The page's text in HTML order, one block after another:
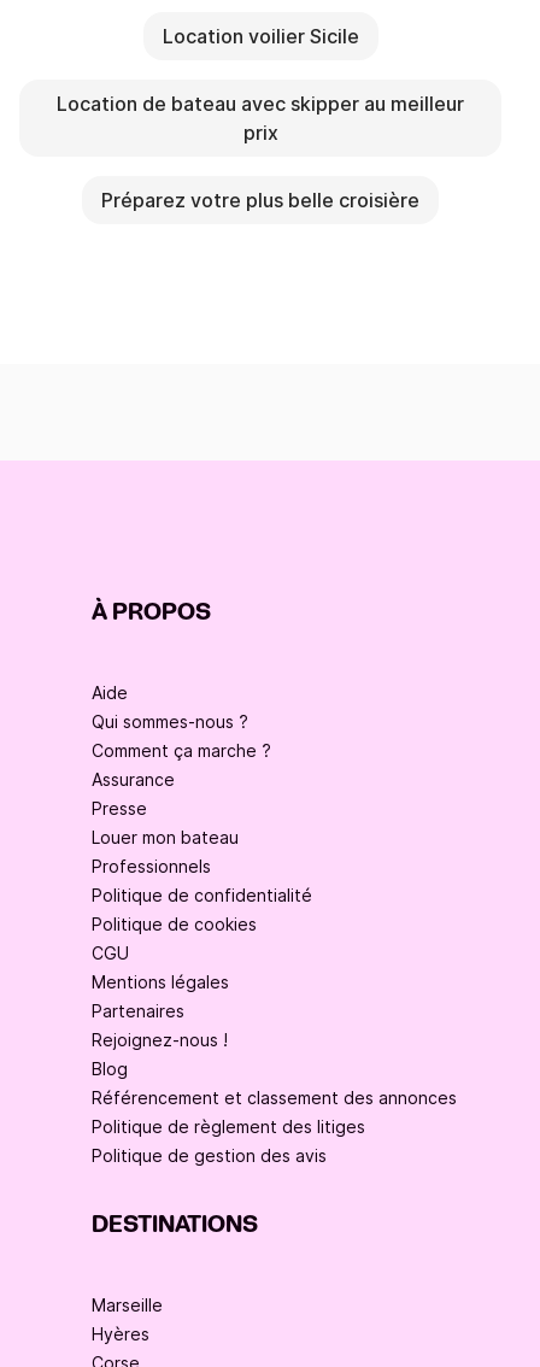
Location voilier Sicile
Location de bateau avec skipper au meilleur
prix
Préparez votre plus belle croisière
À PROPOS
Aide
Qui sommes-nous ?
Comment ça marche ?
Assurance
Presse
Louer mon bateau
Professionnels
Politique de confidentialité
Politique de cookies
CGU
Mentions légales
Partenaires
Rejoignez-nous !
Blog
Référencement et classement des annonces
Politique de règlement des litiges
Politique de gestion des avis
DESTINATIONS
Marseille
Hyères